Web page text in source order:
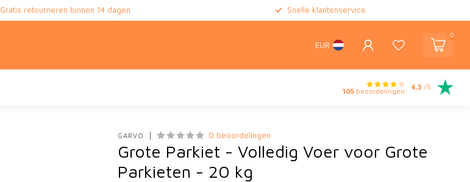
Gratis retourneren binnen 14 dagen Snelle klantenservice
EUR
0
105beoordelingen
4.3 /5
GARVO 0 beoordelingen
Grote Parkiet - Volledig Voer voor Grote
Parkieten - 20 kg